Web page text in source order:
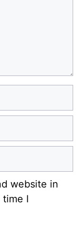
website in
I